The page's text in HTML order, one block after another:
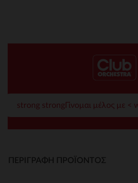
strong strongΓίνομαι μέλος με
ΠΕΡΙΓΡΑΦΉ ΠΡΟΪΌΝΤΟΣ